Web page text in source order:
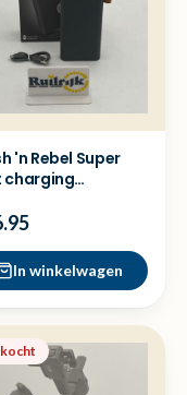
'n Rebel Super
charging
In winkelwagen